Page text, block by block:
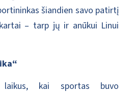
šiandien savo patirtį
– tarp jų ir anūkui Linui
laikus, kai sportas buvo